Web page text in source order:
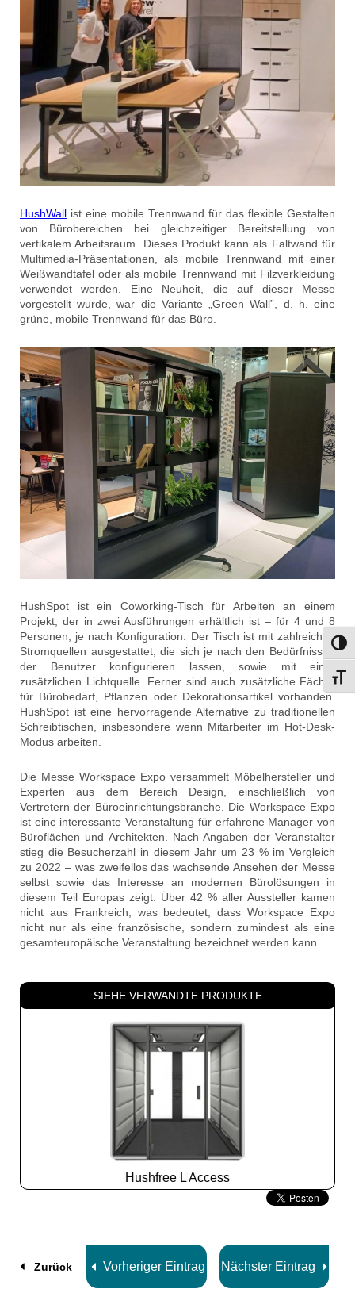
HushWall ist eine mobile Trennwand für das flexible Gestalten
von Bürobereichen bei gleichzeitiger Bereitstellung von
vertikalem Arbeitsraum. Dieses Produkt kann als Faltwand für
Multimedia-Präsentationen, als mobile Trennwand mit einer
Weißwandtafel oder als mobile Trennwand mit Filzverkleidung
verwendet werden. Eine Neuheit, die auf dieser Messe
vorgestellt wurde, war die Variante „Green Wall”, d. h. eine
grüne, mobile Trennwand für das Büro.
HushSpot ist ein Coworking-Tisch für Arbeiten an einem
Projekt, der in zwei Ausführungen erhältlich ist – für 4 und 8
Personen, je nach Konfiguration. Der Tisch ist mit zahlreichen
Stromquellen ausgestattet, die sich je nach den Bedürfnissen
der Benutzer konfigurieren lassen, sowie mit einer
zusätzlichen Lichtquelle. Ferner sind auch zusätzliche Fächer
für Bürobedarf, Pflanzen oder Dekorationsartikel vorhanden.
HushSpot ist eine hervorragende Alternative zu traditionellen
Schreibtischen, insbesondere wenn Mitarbeiter im Hot-Desk-
Modus arbeiten.
Die Messe Workspace Expo versammelt Möbelhersteller und
Experten aus dem Bereich Design, einschließlich von
Vertretern der Büroeinrichtungsbranche. Die Workspace Expo
ist eine interessante Veranstaltung für erfahrene Manager von
Büroflächen und Architekten. Nach Angaben der Veranstalter
stieg die Besucherzahl in diesem Jahr um 23 % im Vergleich
zu 2022 – was zweifellos das wachsende Ansehen der Messe
selbst sowie das Interesse an modernen Bürolösungen in
diesem Teil Europas zeigt. Über 42 % aller Aussteller kamen
nicht aus Frankreich, was bedeutet, dass Workspace Expo
nicht nur als eine französische, sondern zumindest als eine
gesamteuropäische Veranstaltung bezeichnet werden kann.
SIEHE VERWANDTE PRODUKTE
Hushfree L Access
Slide
Zurück Vorheriger Eintrag Nächster Eintrag